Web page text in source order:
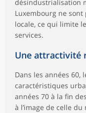
désindustrialisation
Luxembourg ne sont
locale, ce qui limite
services.
Une attractivité
Dans les années
caractéristiques
années 70 à la fin
à l’image de celle